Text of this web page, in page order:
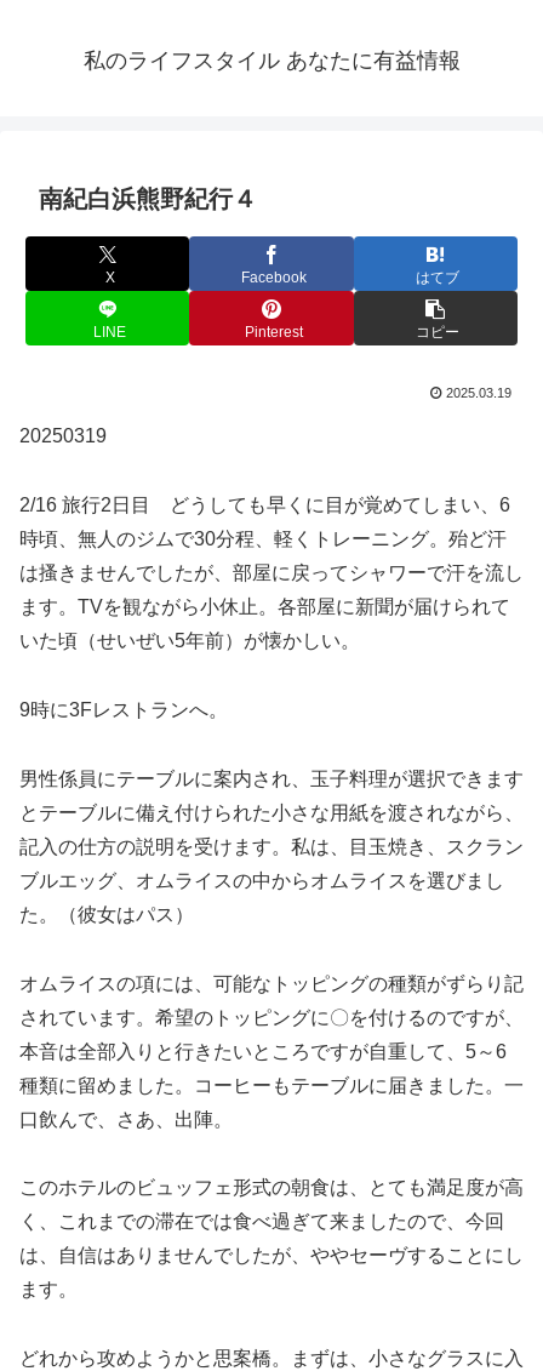
私のライフスタイル あなたに有益情報
南紀白浜熊野紀行４
X Facebook はてブ
LINE Pinterest コピー
2025.03.19
20250319
2/16 旅行2日目 どうしても早くに目が覚めてしまい、6
時頃、無人のジムで30分程、軽くトレーニング。殆ど汗
は搔きませんでしたが、部屋に戻ってシャワーで汗を流し
ます。TVを観ながら小休止。各部屋に新聞が届けられて
いた頃（せいぜい5年前）が懐かしい。
9時に3Fレストランへ。
男性係員にテーブルに案内され、玉子料理が選択できます
とテーブルに備え付けられた小さな用紙を渡されながら、
記入の仕方の説明を受けます。私は、目玉焼き、スクラン
ブルエッグ、オムライスの中からオムライスを選びまし
た。（彼女はパス）
オムライスの項には、可能なトッピングの種類がずらり記
されています。希望のトッピングに〇を付けるのですが、
本音は全部入りと行きたいところですが自重して、5～6
種類に留めました。コーヒーもテーブルに届きました。一
口飲んで、さあ、出陣。
このホテルのビュッフェ形式の朝食は、とても満足度が高
く、これまでの滞在では食べ過ぎて来ましたので、今回
は、自信はありませんでしたが、ややセーヴすることにし
ます。
どれから攻めようかと思案橋。まずは、小さなグラスに入